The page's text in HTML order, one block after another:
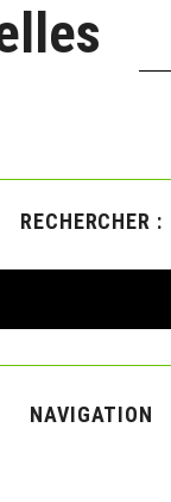
RECHERCHER :
NAVIGATION